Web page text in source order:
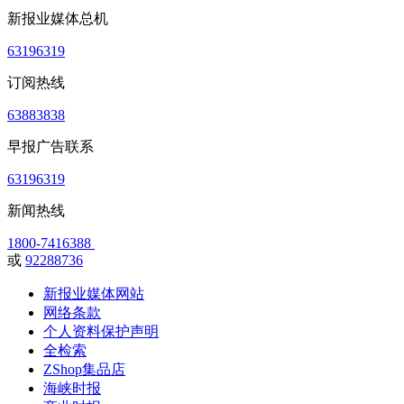
新报业媒体总机
63196319
订阅热线
63883838
早报广告联系
63196319
新闻热线
1800-7416388
或 92288736
新报业媒体网站
网络条款
个人资料保护声明
全检索
ZShop集品店
海峡时报